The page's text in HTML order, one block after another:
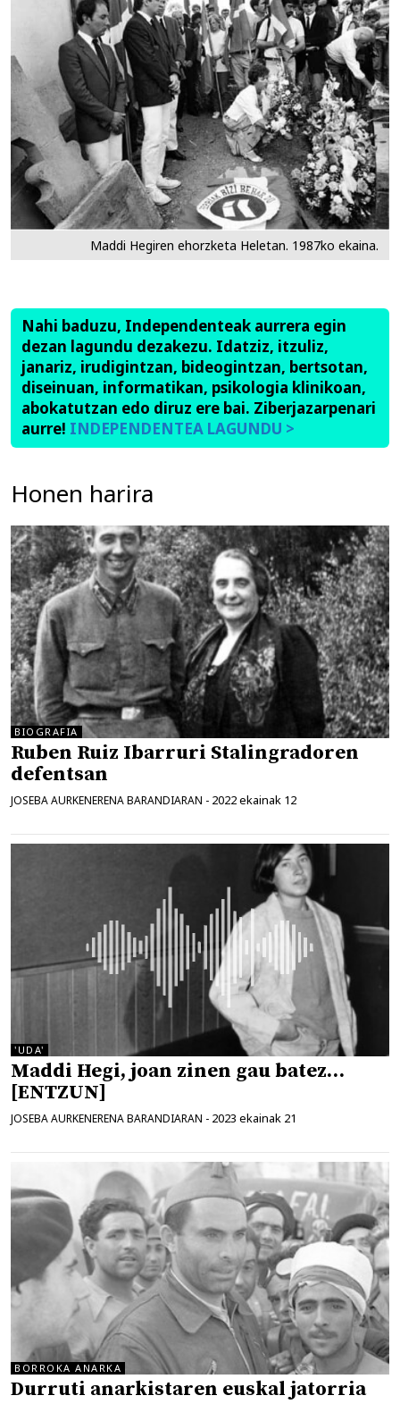
Maddi Hegiren ehorzketa Heletan. 1987ko ekaina.
Nahi baduzu, Independenteak aurrera egin
dezan lagundu dezakezu. Idatziz, itzuliz,
janariz, irudigintzan, bideogintzan, bertsotan,
diseinuan, informatikan, psikologia klinikoan,
abokatutzan edo diruz ere bai. Ziberjazarpenari
aurre! INDEPENDENTEA LAGUNDU >
Honen harira
BIOGRAFIA
Ruben Ruiz Ibarruri Stalingradoren
defentsan
JOSEBA AURKENERENA BARANDIARAN - 2022 ekainak 12
'UDA'
Maddi Hegi, joan zinen gau batez…
[ENTZUN]
JOSEBA AURKENERENA BARANDIARAN - 2023 ekainak 21
BORROKA ANARKA
Durruti anarkistaren euskal jatorria